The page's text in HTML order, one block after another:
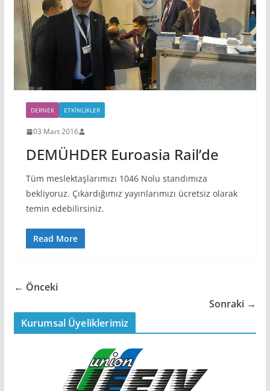
DERNEK ETKINLIKLER
03 Mart 2016
DEMÜHDER Euroasia Rail’de
Tüm meslektaşlarımızı 1046 Nolu standımıza
bekliyoruz. Çıkardığımız yayınlarımızı ücretsiz olarak
temin edebilirsiniz.
Read More
← Önceki
Sonraki →
Kurumsal Üyeliklerimiz